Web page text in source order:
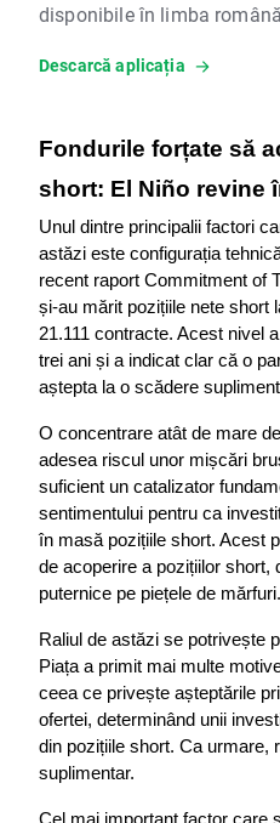
disponibile în limba
Descarcă aplicația
Fondurile forțate să
short: El Niño revine
Unul dintre principalii factori
astăzi este configurația
recent raport Commitment of
și-au mărit pozițiile nete short
21.111 contracte. Acest nivel
trei ani și a indicat clar că o
aștepta la o scădere
O concentrare atât de mare
adesea riscul unor mișcări
suficient un catalizator
sentimentului pentru ca
în masă pozițiile short. Acest
de acoperire a pozițiilor short,
puternice pe piețele de mărfuri.
Raliul de astăzi se potrivește
Piața a primit mai multe
ceea ce privește așteptările
ofertei, determinând unii
din pozițiile short. Ca urmare,
suplimentar.